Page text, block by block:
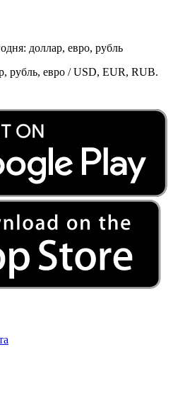
доллар, евро, рубль
рубль, евро / USD, EUR, RUB.